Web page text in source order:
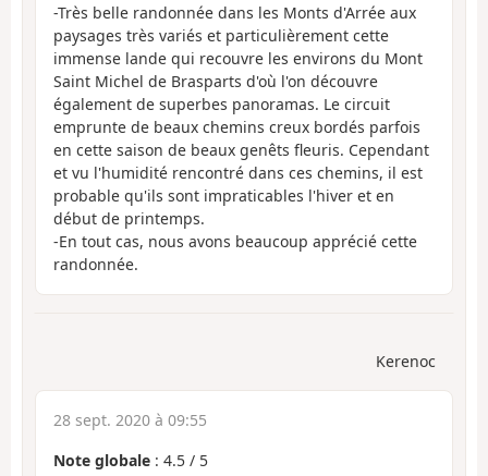
-Très belle randonnée dans les Monts d'Arrée aux
paysages très variés et particulièrement cette
immense lande qui recouvre les environs du Mont
Saint Michel de Brasparts d'où l'on découvre
également de superbes panoramas. Le circuit
emprunte de beaux chemins creux bordés parfois
en cette saison de beaux genêts fleuris. Cependant
et vu l'humidité rencontré dans ces chemins, il est
probable qu'ils sont impraticables l'hiver et en
début de printemps.
-En tout cas, nous avons beaucoup apprécié cette
randonnée.
Kerenoc
28 sept. 2020 à 09:55
Note globale : 4.5 / 5